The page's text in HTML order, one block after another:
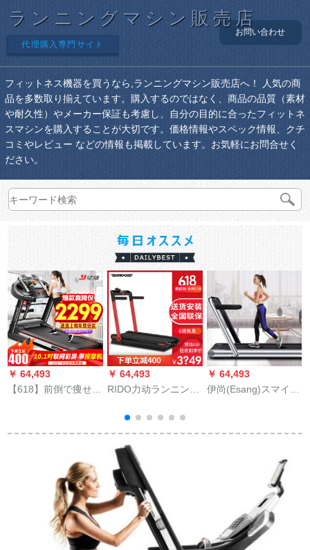
ランニングマシン販売店
代理購入専門サイト
お問い合わせ
フィットネス機器を買うなら,ランニングマシン販売店へ！ 人気の商
品を多数取り揃えています。購入するのではなく、商品の品質（素材
や耐久性）やメーカー保証も考慮し、自分の目的に合ったフィットネ
スマシンを購入することが大切です。価格情報やスペック情報、クチ
コミやレビュー などの情報も掲載しています。お気軽にお問合せく
ださい。
￥ 64,493
【618】前倒で痩せる
ランニグマチン家庭
いフートマシン【EU
認証】2020新型10.1
リンカーラスコープ
WIFI多機能【スーパ
ーマーケット】
￥ 64,493
RIDO力动ランニンニ
たみ式浮游台室内静
音ダンパフィット材
年间大作V 5朝日レイ
ド
￥ 64,493
伊尚(Esang)スマイト
静音无料レインスト